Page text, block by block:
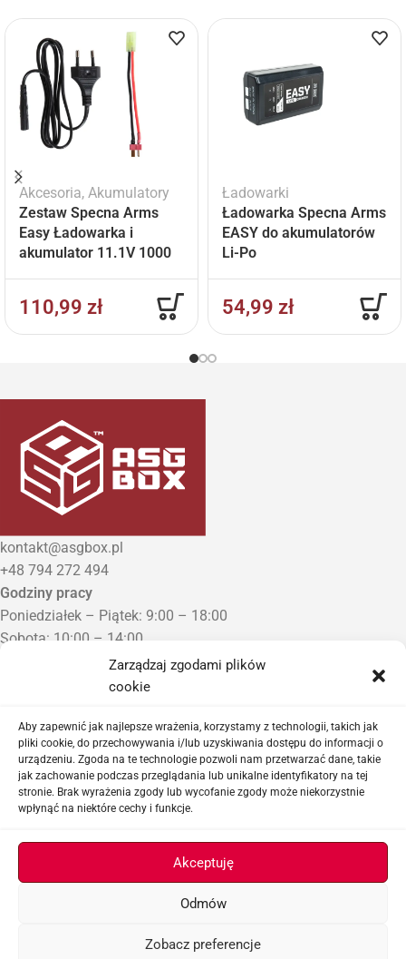
Zarządzaj zgodami plików
cookie
Aby zapewnić jak najlepsze wrażenia, korzystamy z technologii, takich jak
pliki cookie, do przechowywania i/lub uzyskiwania dostępu do informacji o
urządzeniu. Zgoda na te technologie pozwoli nam przetwarzać dane, takie
jak zachowanie podczas przeglądania lub unikalne identyfikatory na tej
stronie. Brak wyrażenia zgody lub wycofanie zgody może niekorzystnie
wpłynąć na niektóre cechy i funkcje.
Akceptuję
Odmów
Zobacz preferencje
Akcesoria, Akumulatory
Zestaw Specna Arms
Easy Ładowarka i
akumulator 11.1V 1000
110,99 zł
Ładowarki
Ładowarka Specna Arms
EASY do akumulatorów
Li-Po
54,99 zł
kontakt@asgbox.pl
+48 794 272 494
Godziny pracy
Poniedziałek – Piątek: 9:00 – 18:00
Sobota: 10:00 – 14:00
Niedziela: Zamknięte
Punkt Odbioru zamówień
Proszę o wcześniejszy kontakt telefoniczny
Sklep airsoftowy i serwis replik ASG